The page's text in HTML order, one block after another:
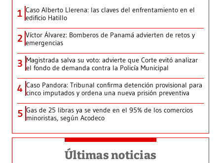
1 Caso Alberto Llerena: las claves del enfrentamiento en el
edificio Hatillo
2 Víctor Álvarez: Bomberos de Panamá advierten de retos y
emergencias
3 Magistrada salva su voto: advierte que Corte evitó analizar
el fondo de demanda contra la Policía Municipal
4 Caso Pandora: Tribunal confirma detención provisional para
cinco imputados y ordena una nueva prisión preventiva
5 Gas de 25 libras ya se vende en el 95% de los comercios
minoristas, según Acodeco
Últimas noticias